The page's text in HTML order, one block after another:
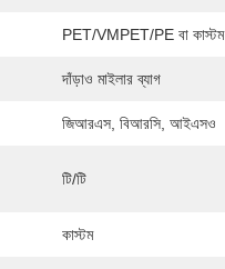
PET/VMPET/PE বা কাস্টম
দাঁড়াও মাইলার ব্যাগ
জিআরএস, বিআরসি, আইএসও
টি/টি
কাস্টম